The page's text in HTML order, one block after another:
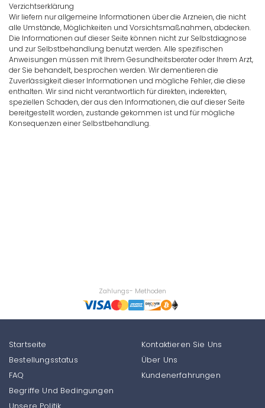
Verzichtserklärung
Wir liefern nur allgemeine Informationen über die Arzneien, die nicht
alle Umstände, Möglichkeiten und Vorsichtsmaßnahmen, abdecken.
Die Informationen auf dieser Seite können nicht zur Selbstdiagnose
und zur Selbstbehandlung benutzt werden. Alle spezifischen
Anweisungen müssen mit Ihrem Gesundheitsberater oder Ihrem Arzt,
der Sie behandelt, besprochen werden. Wir dementieren die
Zuverlässigkeit dieser Informationen und mögliche Fehler, die diese
enthalten. Wir sind nicht verantwortlich für direkten, inderekten,
speziellen Schaden, der aus den Informationen, die auf dieser Seite
bereitgestellt worden, zustande gekommen ist und für mögliche
Konsequenzen einer Selbstbehandlung.
Zahlungs- Methoden
Startseite
Bestellungsstatus
FAQ
Kontaktieren Sie Uns
Über Uns
Kundenerfahrungen
Begriffe Und Bedingungen